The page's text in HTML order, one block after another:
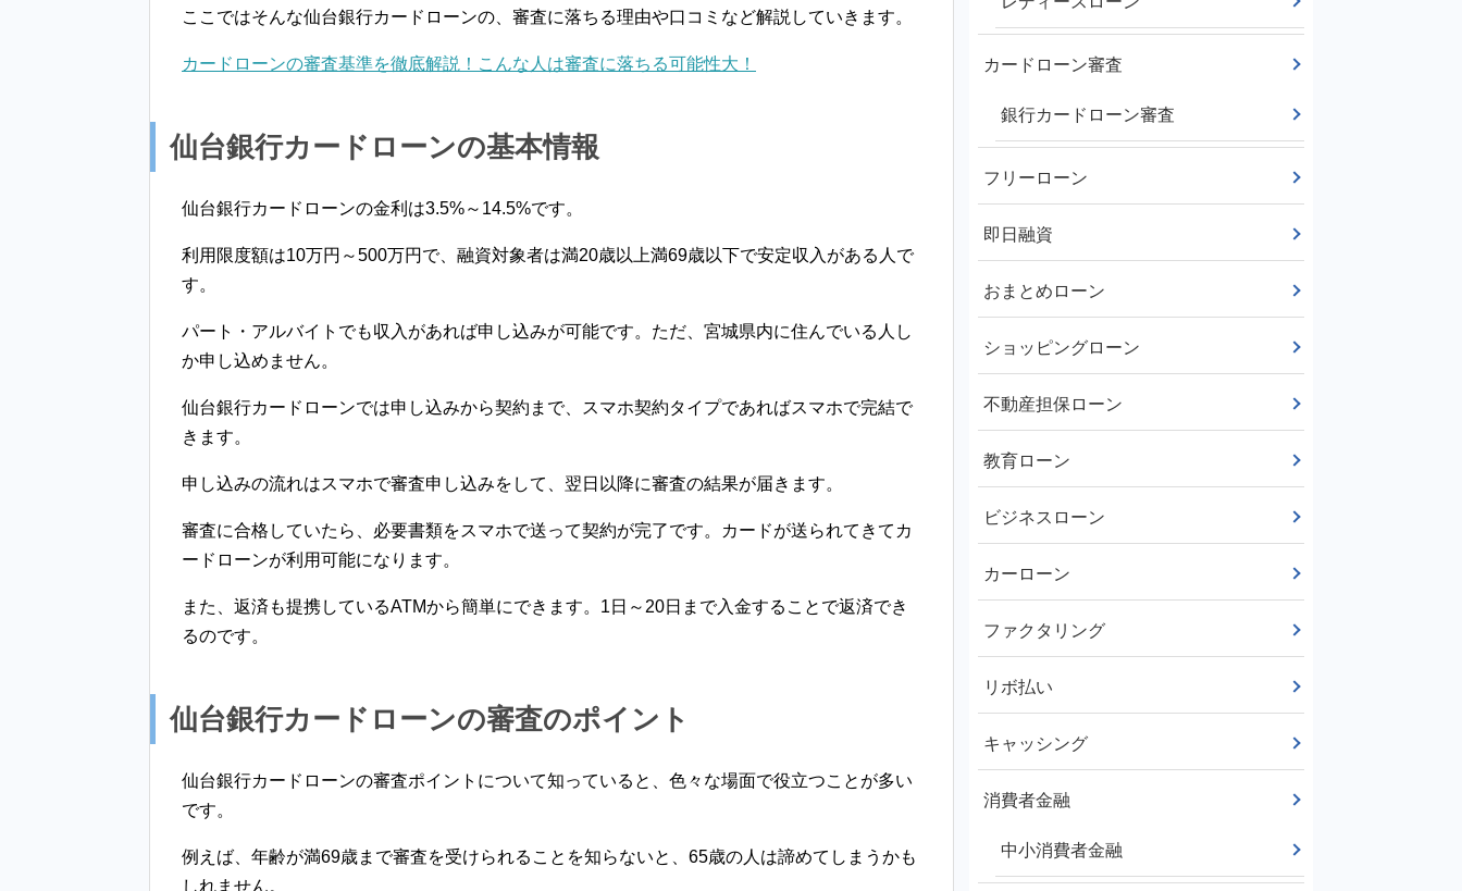
ここではそんな仙台銀行カードローンの、審査に落ちる理由や口コミなど解説していきます。
カードローンの審査基準を徹底解説！こんな人は審査に落ちる可能性大！
仙台銀行カードローンの基本情報
仙台銀行カードローンの金利は3.5%～14.5%です。
利用限度額は10万円～500万円で、融資対象者は満20歳以上満69歳以下で安定収入がある人で
す。
パート・アルバイトでも収入があれば申し込みが可能です。ただ、宮城県内に住んでいる人し
か申し込めません。
仙台銀行カードローンでは申し込みから契約まで、スマホ契約タイプであればスマホで完結で
きます。
申し込みの流れはスマホで審査申し込みをして、翌日以降に審査の結果が届きます。
審査に合格していたら、必要書類をスマホで送って契約が完了です。カードが送られてきてカ
ードローンが利用可能になります。
また、返済も提携しているATMから簡単にできます。1日～20日まで入金することで返済でき
るのです。
仙台銀行カードローンの審査のポイント
仙台銀行カードローンの審査ポイントについて知っていると、色々な場面で役立つことが多い
です。
例えば、年齢が満69歳まで審査を受けられることを知らないと、65歳の人は諦めてしまうかも
しれません。
カードローン審査
銀行カードローン審査
フリーローン
即日融資
おまとめローン
ショッピングローン
不動産担保ローン
教育ローン
ビジネスローン
カーローン
ファクタリング
リボ払い
キャッシング
消費者金融
中小消費者金融